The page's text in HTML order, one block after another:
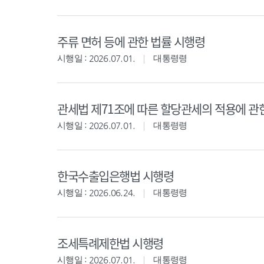
주류 면허 등에 관한 법률 시행령
시행일 : 2026.07.01. 대통령령
관세법 제71조에 따른 할당관세의 적용에 관
시행일 : 2026.07.01. 대통령령
한국수출입은행법 시행령
시행일 : 2026.06.24. 대통령령
조세특례제한법 시행령
시행일 : 2026.07.01. 대통령령